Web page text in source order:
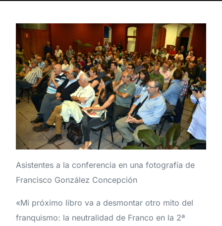
Asistentes a la conferencia en una fotografía de
Francisco González Concepción
«Mi próximo libro va a desmontar otro mito del
franquismo: la neutralidad de Franco en la 2ª